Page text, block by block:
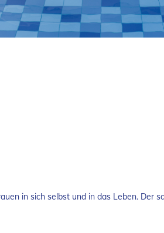
in sich selbst und in das Leben. Der